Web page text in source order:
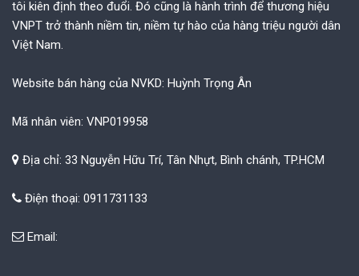
tôi kiên định theo đuổi. Đó cũng là hành trình để thương hiệu
VNPT trở thành niềm tin, niềm tự hào của hàng triệu người dân
Việt Nam.
Website bán hàng của NVKD: Huỳnh Trọng Ân
Mã nhân viên: VNP019958
Địa chỉ: 33 Nguyễn Hữu Trí, Tân Nhựt, Bình chánh, TP.HCM
Điện thoại: 0911731133
Email: